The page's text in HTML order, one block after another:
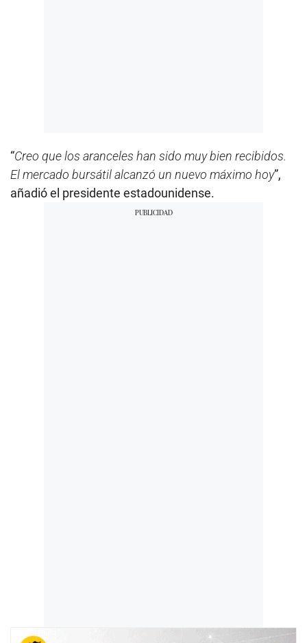
“Creo que los aranceles han sido muy bien recibidos.
El mercado bursátil alcanzó un nuevo máximo hoy”,
añadió el presidente estadounidense.